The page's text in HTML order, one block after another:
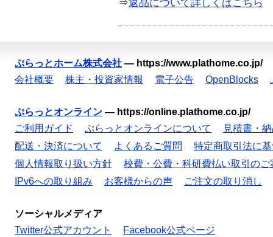
⇒返品について詳しくはこちら
ぷらっとホーム株式会社 — https://www.plathome.co.jp/
会社概要
株主・投資家情報 電子公告 OpenBlocks
ぷらっとオンライン — https://online.plathome.co.jp/
ご利用ガイド
ぷらっとオンラインについて
見積書・
配送・決済について
よくあるご質問
特定商取引法に
個人情報取り扱い方針
校費・公費・科研費払い取引のご
IPv6への取り組み
お客様からの声 ご注文の取り消し
ソーシャルメディア
Twitter公式アカウント
Facebook公式ページ